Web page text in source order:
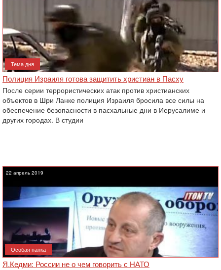
Тема дня
Полиция Израиля готова защитить христиан в Пасху
После серии террористических атак против христианских
объектов в Шри Ланке полиция Израиля бросила все силы на
обеспечение безопасности в пасхальные дни в Иерусалиме и
других городах. В студии
22 апрель 2019
Особая папка
Я.Кедми: России не о чем говорить с НАТО